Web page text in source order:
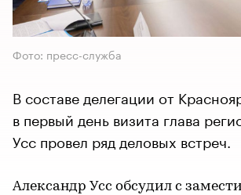
Фото: пресс-служба
В составе делегации от
в первый день визита глава
Усс провел ряд деловых встреч.
Александр Усс обсудил с